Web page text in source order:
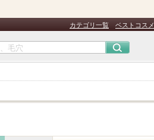
カテゴリ一覧 ベストコスメ